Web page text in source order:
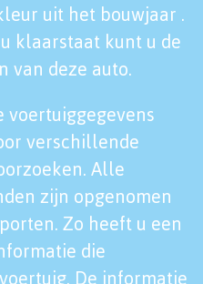
uit het bouwjaar .
klaarstaat kunt u de
van deze auto.
voertuiggegevens
verschillende
Alle
zijn opgenomen
Zo heeft u een
die
De informatie